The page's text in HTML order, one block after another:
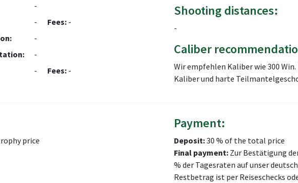
-
- Fees: -
-
-
- Fees: -
Shooting distances:
-
Caliber
Wir empfehlen Kaliber wie 300
Kaliber und harte
price
Payment:
Deposit:30 % of the total price
Final payment: Zur Bestätigung
% der Tagesraten auf unser
Restbetrag ist per Reiseschecks